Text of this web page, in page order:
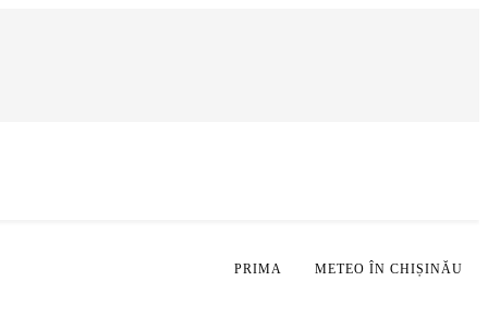
PRIMA METEO ÎN CHIȘINĂU